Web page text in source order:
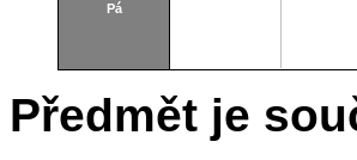
Pá
Předmět je